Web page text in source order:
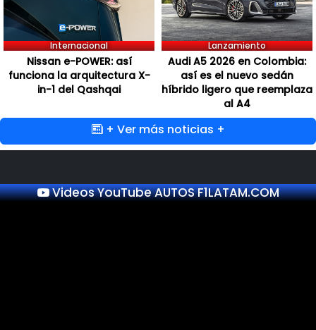
Internacional
Nissan e-POWER: así
funciona la arquitectura X-
in-1 del Qashqai
Lanzamiento
Audi A5 2026 en Colombia:
así es el nuevo sedán
híbrido ligero que reemplaza
al A4
+ Ver más noticias +
Videos YouTube AUTOS F1LATAM.COM